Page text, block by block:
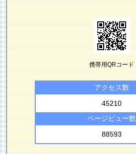
携帯用QRコード
アクセス数
45210
ページビュー数
88593